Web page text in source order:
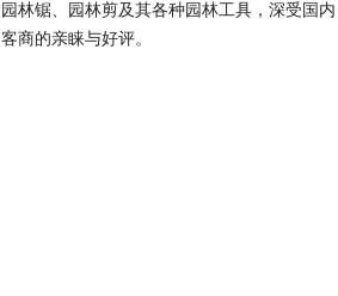
园林锯、园林剪及其各种园林工具，深受国内
客商的亲睐与好评。